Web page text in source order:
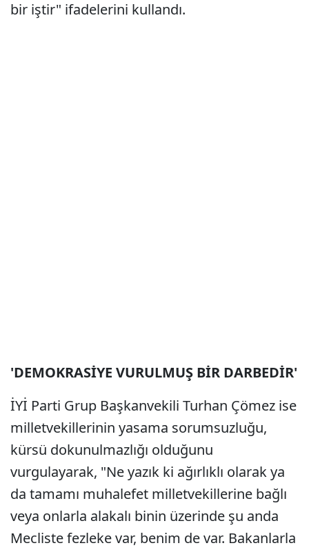
bir iştir" ifadelerini kullandı.
'DEMOKRASİYE VURULMUŞ BİR DARBEDİR'
İYİ Parti Grup Başkanvekili Turhan Çömez ise
milletvekillerinin yasama sorumsuzluğu,
kürsü dokunulmazlığı olduğunu
vurgulayarak, "Ne yazık ki ağırlıklı olarak ya
da tamamı muhalefet milletvekillerine bağlı
veya onlarla alakalı binin üzerinde şu anda
Mecliste fezleke var, benim de var. Bakanlarla